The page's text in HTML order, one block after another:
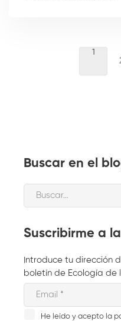
1
Buscar en el
Suscribirme a
Introduce tu dirección
boletín de Ecología de
He leído y acepto la